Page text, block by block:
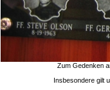
Zum Gedenken
Insbesondere gilt